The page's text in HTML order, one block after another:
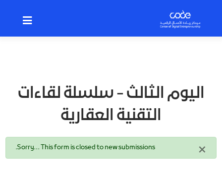
اليوم الثالث - سلسلة لقاءات
التقنية العقارية
×
رسالةSorry… This form is closed to new submissions.